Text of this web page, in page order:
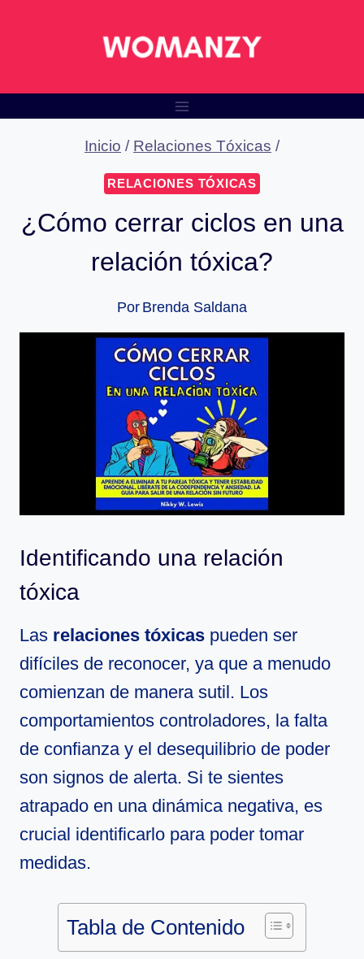
Inicio / Relaciones Tóxicas /
RELACIONES TÓXICAS
¿Cómo cerrar ciclos en una
relación tóxica?
Por Brenda Saldana
Identificando una relación
tóxica
Las relaciones tóxicas pueden ser
difíciles de reconocer, ya que a menudo
comienzan de manera sutil. Los
comportamientos controladores, la falta
de confianza y el desequilibrio de poder
son signos de alerta. Si te sientes
atrapado en una dinámica negativa, es
crucial identificarlo para poder tomar
medidas.
Tabla de Contenido